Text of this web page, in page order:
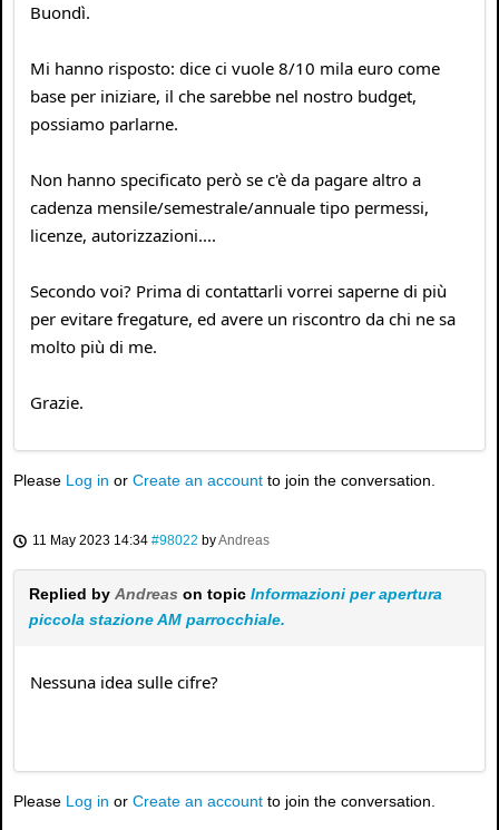
Buondì.
Mi hanno risposto: dice ci vuole 8/10 mila euro come
base per iniziare, il che sarebbe nel nostro budget,
possiamo parlarne.
Non hanno specificato però se c'è da pagare altro a
cadenza mensile/semestrale/annuale tipo permessi,
licenze, autorizzazioni....
Secondo voi? Prima di contattarli vorrei saperne di più
per evitare fregature, ed avere un riscontro da chi ne sa
molto più di me.
Grazie.
Please Log in or Create an account to join the conversation.
11 May 2023 14:34 #98022 byAndreas
Replied by Andreas on topic Informazioni per apertura
piccola stazione AM parrocchiale.
Nessuna idea sulle cifre?
Please Log in or Create an account to join the conversation.